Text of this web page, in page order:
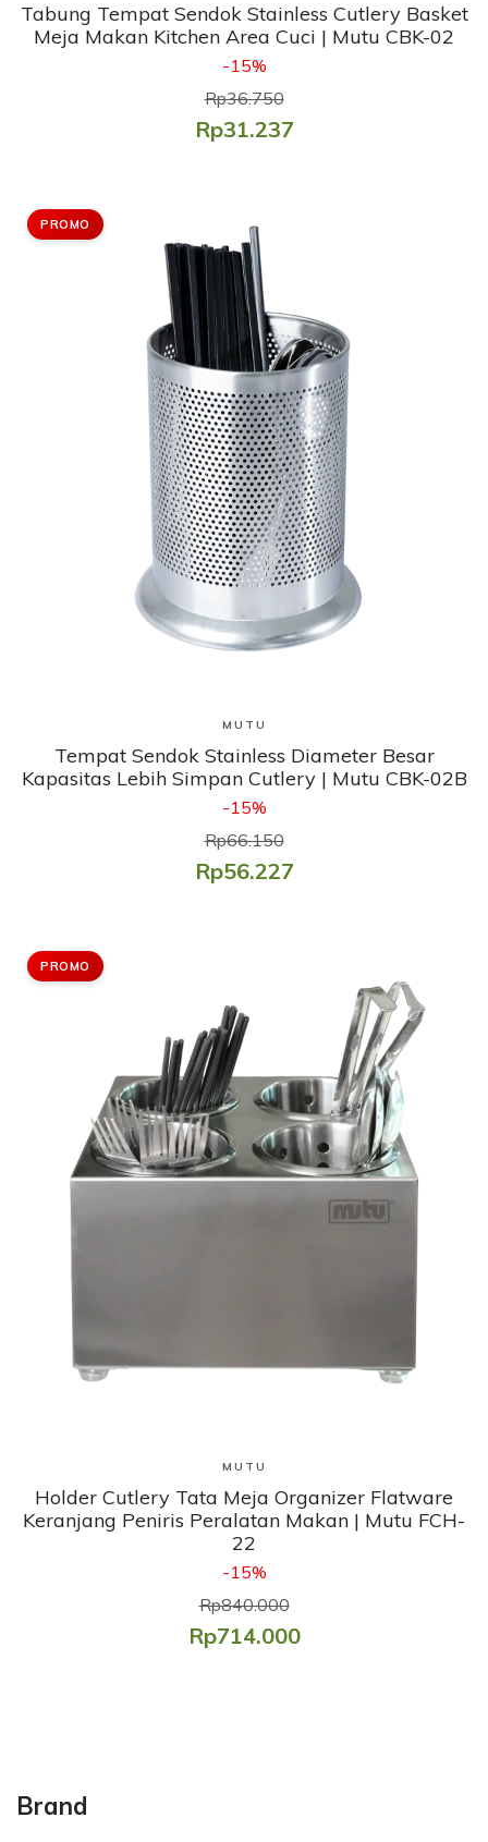
Brand
Tabung Tempat Sendok Stainless Cutlery Basket
Meja Makan Kitchen Area Cuci | Mutu CBK-02
-15%
Rp36.750
Rp31.237
PROMO
Lihat Produk
MUTU
Tempat Sendok Stainless Diameter Besar
Kapasitas Lebih Simpan Cutlery | Mutu CBK-02B
-15%
Rp66.150
Rp56.227
PROMO
Lihat Produk
MUTU
​Holder Cutlery Tata Meja Organizer Flatware
Keranjang Peniris Peralatan Makan | Mutu FCH-
22
-15%
Rp840.000
Rp714.000